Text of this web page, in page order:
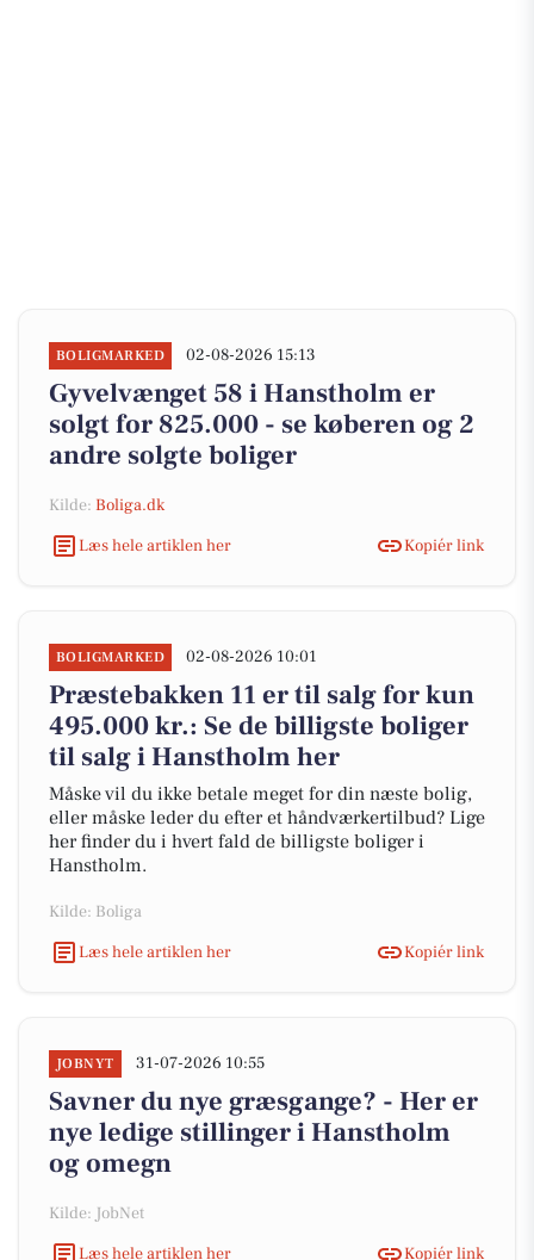
BOLIGMARKED 02-08-2026 15:13
Gyvelvænget 58 i Hanstholm er
solgt for 825.000 - se køberen og 2
andre solgte boliger
Kilde: Boliga.dk
Læs hele artiklen her
Kopiér link
BOLIGMARKED 02-08-2026 10:01
Præstebakken 11 er til salg for kun
495.000 kr.: Se de billigste boliger
til salg i Hanstholm her
Måske vil du ikke betale meget for din næste bolig,
eller måske leder du efter et håndværkertilbud? Lige
her finder du i hvert fald de billigste boliger i
Hanstholm.
Kilde: Boliga
Læs hele artiklen her
Kopiér link
JOBNYT 31-07-2026 10:55
Savner du nye græsgange? - Her er
nye ledige stillinger i Hanstholm
og omegn
Kilde: JobNet
Læs hele artiklen her
Kopiér link